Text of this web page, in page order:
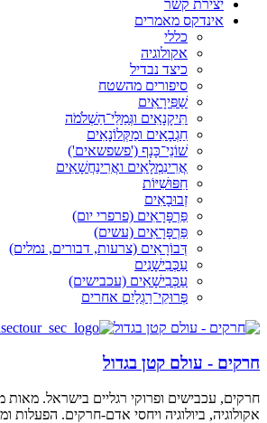
יצירת קשר
אינדקס מאמרים
כללי
אקולוגיה
כיצד נבדיל
סיפורים מהשטח
שַׁפִּירָאִים
תִּיקָנָאִים וגְּמַלֵּי־הַשְׁלֹמֹה
חַגְבָאִים ומַקְּלוֹנָאִים
שׁוֹנֵי־כָּנָף ('פשפשאים')
אֲרִינִמְלָאִים ואֲרִינַחֲשָׁאִים
חִפּוּשִׁיּוֹת
זְבוּבָאִים
פַּרְפָּרָאִים (פרפרי יום)
פַּרְפָּרָאִים (עשים)
דְּבוֹרָאִים (צרעות, דבורים, נמלים)
עַכְּבִישָׁנִים
עַכְּבִישָׁאִים (עכבישים)
פְּרוּקֵי־רַגְלַיִם אחרים
חרקים - עולם קטן בגדול
חרקים, עכבישים ופרוקי רגליים בישראל.
אקולוגיה, ביולוגיה ויחסי אדם-חרקים. הפעלות